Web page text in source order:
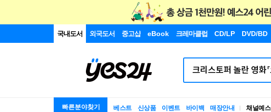
국내도서 외국도서 중고샵 eBook 크레마클럽 CD/LP DVD/BD
빠른분야찾기 베스트 신상품 이벤트 바이백 매장안내 채널예스